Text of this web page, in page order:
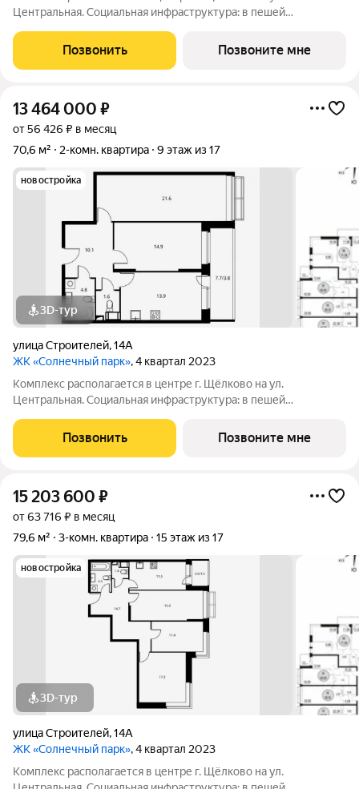
Центральная. Социальная инфраструктура: в пешей
инфраструктура: рядом с жилым комплексом расположены
продуктовые супермаркеты, салоны красоты и
Позвонить Позвоните мне
13 464 000 ₽
от 56 426 ₽ в месяц
70,6 м²
2-комн. квартира 9 этаж из 17
новостройка
3D-тур
улица Строителей,14А
ЖК «Солнечный парк», 4 квартал 2023
Комплекс располагается в центре г. Щёлково на ул.
Центральная. Социальная инфраструктура: в пешей
инфраструктура: рядом с жилым комплексом расположены
продуктовые супермаркеты, салоны красоты и
Позвонить Позвоните мне
15 203 600 ₽
от 63 716 ₽ в месяц
79,6 м²
3-комн. квартира 15 этаж из 17
новостройка
3D-тур
улица Строителей,14А
ЖК «Солнечный парк», 4 квартал 2023
Комплекс располагается в центре г. Щёлково на ул.